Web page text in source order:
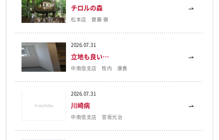
松本店 齋藤 嶺
チロルの森
2026.07.31
中南信支店 牧内 康貴
立地も良い…
2026.07.31
中南信支店 宮坂光治
川崎病